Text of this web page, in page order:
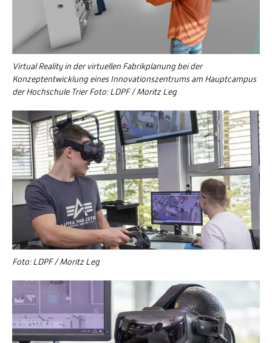
Virtual Reality in der virtuellen Fabrikplanung bei der
Konzeptentwicklung eines Innovationszentrums am Hauptcampus
der Hochschule Trier Foto: LDPF / Moritz Leg
Foto: LDPF / Moritz Leg